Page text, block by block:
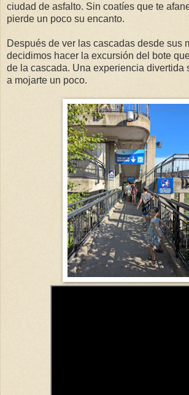
ciudad de asfalto. Sin coatíes que te
pierde un poco su encanto.
Después de ver las cascadas desde sus
decidimos hacer la excursión del bote
de la cascada. Una experiencia divertida
a mojarte un poco.